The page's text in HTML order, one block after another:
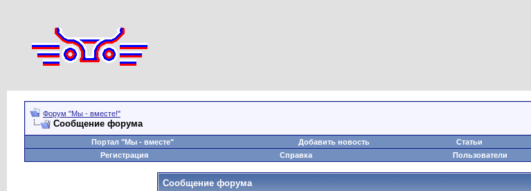
Форум "Мы - вместе!"
Сообщение форума
Портал "Мы - вместе"
Добавить новость Статьи
Регистрация
Справка Пользователи
Сообщение форума